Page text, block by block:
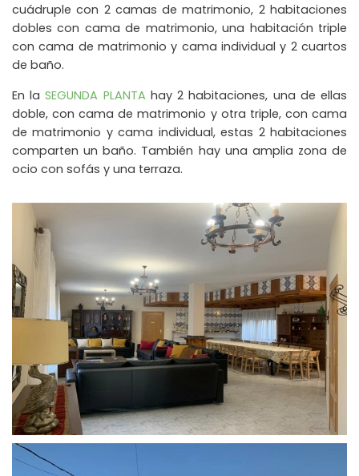
cuádruple con 2 camas de matrimonio, 2 habitaciones
dobles con cama de matrimonio, una habitación triple
con cama de matrimonio y cama individual y 2 cuartos
de baño.
En laSEGUNDA PLANTA hay 2 habitaciones, una de ellas
doble, con cama de matrimonio y otra triple, con cama
de matrimonio y cama individual, estas 2 habitaciones
comparten un baño. También hay una amplia zona de
ocio con sofás y una terraza.